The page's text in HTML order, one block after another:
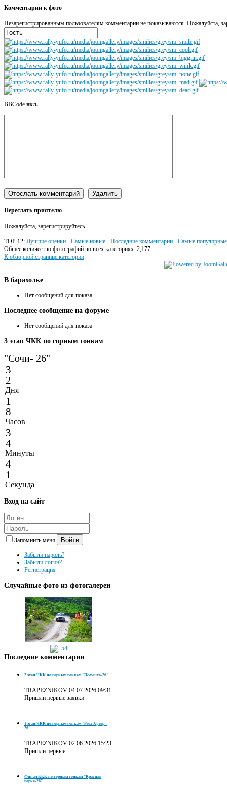
Комментарии к фото
Незарегистрированным пользователям комментарии не показываются. Пожалуйста,
BBCode вкл.
Переслать приятелю
Пожалуйста, зарегистрируйтесь...
TOP 12: Лучшие оценки - Самые новые - Последние комментарии - Самые популярные
Общее количество фотографий во всех категориях: 2,177
К обзорной странице категории
В барахолке
Нет сообщений для показа
Последнее сообщение на форуме
Нет сообщений для показа
3 этап ЧКК по горным гонкам
"Сочи- 26"
3
2
Дня
1
8
Часов
3
4
Минуты
4
1
Секунда
Вход на сайт
Запомнить меня Войти
Забыли пароль?
Забыли логин?
Регистрация
Случайные фото из фотогалереи
Последние комментарии
2 этап ЧКК по горным гонкам "Псеушхо-26"
TRAPEZNIKOV 04.07.2026 09:31
Пришли первые заявки
1 этап ЧКК по горным гонкам "Роза Хутор -
26"
TRAPEZNIKOV 02.06.2026 15:23
Пришли первые ...
Финал ККК по горным гонкам "Красная
горка-26"